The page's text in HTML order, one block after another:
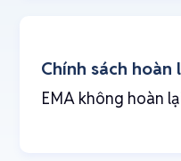
Chính sách hoàn
EMA không hoàn